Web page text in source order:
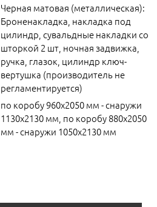
Черная матовая (металлическая):
Броненакладка, накладка под
цилиндр, сувальдные накладки со
шторкой 2 шт, ночная задвижка,
ручка, глазок, цилиндр ключ-
вертушка (производитель не
регламентируется)
по коробу 960х2050 мм - снаружи
1130х2130 мм, по коробу 880х2050
мм - снаружи 1050х2130 мм